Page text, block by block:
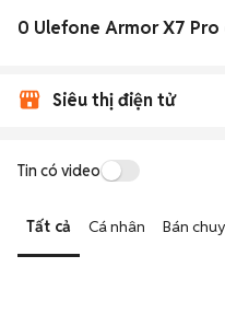
0 Ulefone Armor X7 Pro
Siêu thị điện tử
Tin có video
Tất cả Cá nhân Bán